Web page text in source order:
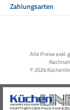
Zahlungsarten
Alle Preise exkl.
© 2026